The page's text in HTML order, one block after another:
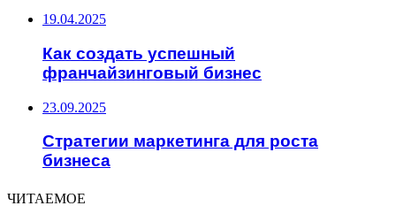
19.04.2025
Как создать успешный
франчайзинговый бизнес
23.09.2025
Стратегии маркетинга для роста
бизнеса
ЧИТАЕМОЕ